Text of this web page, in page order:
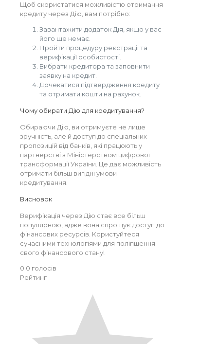
Щоб скористатися можливістю отримання
кредиту через Дію, вам потрібно:
Завантажити додаток Дія, якщо у вас
його ще немає.
Пройти процедуру реєстрації та
верифікації особистості.
Вибрати кредитора та заповнити
заявку на кредит.
Дочекатися підтвердження кредиту
та отримати кошти на рахунок.
Чому обирати Дію для кредитування?
Обираючи Дію, ви отримуєте не лише
зручність, але й доступ до спеціальних
пропозицій від банків, які працюють у
партнерстві з Міністерством цифрової
трансформації України. Це дає можливість
отримати більш вигідні умови
кредитування.
Висновок
Верифікація через Дію стає все більш
популярною, адже вона спрощує доступ до
фінансових ресурсів. Користуйтеся
сучасними технологіями для поліпшення
свого фінансового стану!
0 0 голосів
Рейтинг